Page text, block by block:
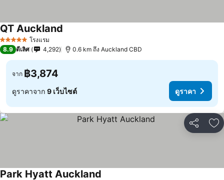
5 ดาว โรงแรม
QT Auckland
8.9 ดีเลิศ 4,292 0.6 km ถึง Auckland CBD
จาก ฿3,874
ดูราคาจาก 9 เว็บไซต์ ดูราคา
แชร์ เ
Park Hyatt Auckland